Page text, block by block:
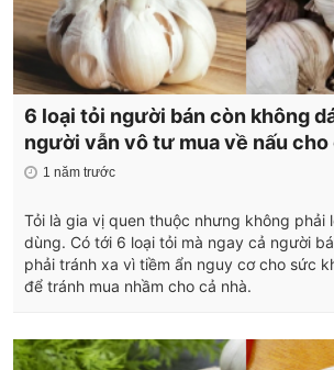
6 loại tỏi người bán còn không
người vẫn vô tư mua về nấu cho
1 năm trước
Tỏi là gia vị quen thuộc nhưng không phải
dùng. Có tới 6 loại tỏi mà ngay cả người
phải tránh xa vì tiềm ẩn nguy cơ cho sức
để tránh mua nhầm cho cả nhà.